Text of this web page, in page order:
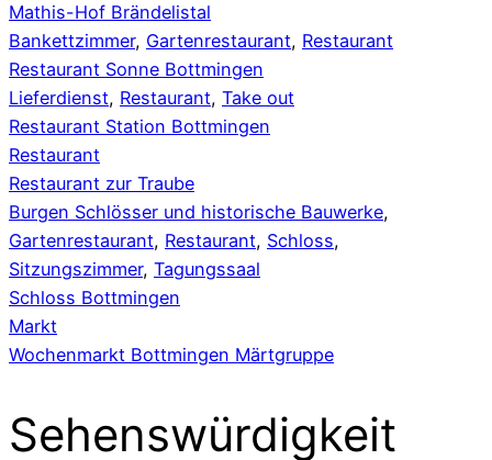
Mathis-Hof Brändelistal
Bankettzimmer, Gartenrestaurant, Restaurant
Restaurant Sonne Bottmingen
Lieferdienst, Restaurant, Take out
Restaurant Station Bottmingen
Restaurant
Restaurant zur Traube
Burgen Schlösser und historische Bauwerke,
Gartenrestaurant, Restaurant, Schloss,
Sitzungszimmer, Tagungssaal
Schloss Bottmingen
Markt
Wochenmarkt Bottmingen Märtgruppe
Sehenswürdigkeit